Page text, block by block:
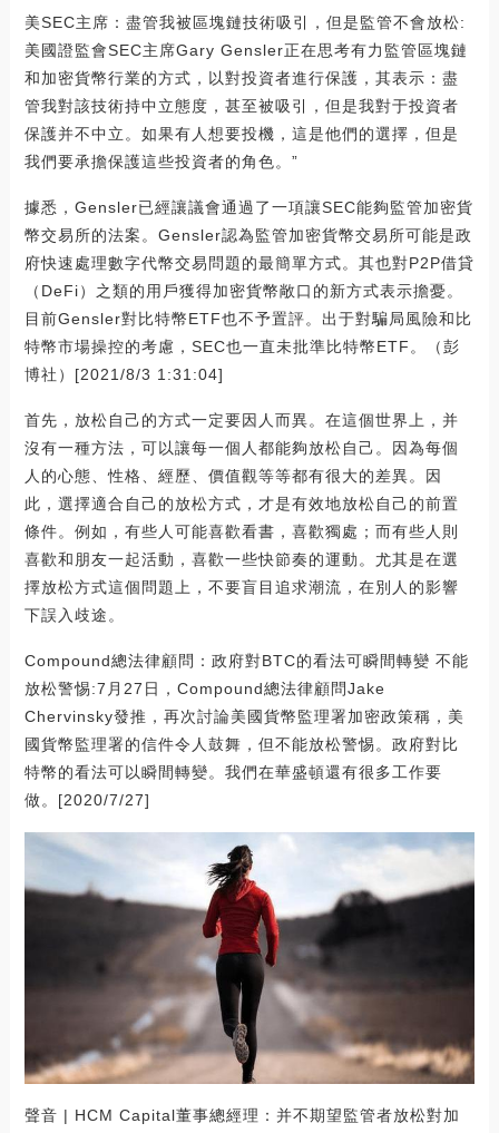
美SEC主席：盡管我被區塊鏈技術吸引，但是監管不會放松:
美國證監會SEC主席Gary Gensler正在思考有力監管區塊鏈
和加密貨幣行業的方式，以對投資者進行保護，其表示：盡
管我對該技術持中立態度，甚至被吸引，但是我對于投資者
保護并不中立。如果有人想要投機，這是他們的選擇，但是
我們要承擔保護這些投資者的角色。”
據悉，Gensler已經讓議會通過了一項讓SEC能夠監管加密貨
幣交易所的法案。Gensler認為監管加密貨幣交易所可能是政
府快速處理數字代幣交易問題的最簡單方式。其也對P2P借貸
（DeFi）之類的用戶獲得加密貨幣敞口的新方式表示擔憂。
目前Gensler對比特幣ETF也不予置評。出于對騙局風險和比
特幣市場操控的考慮，SEC也一直未批準比特幣ETF。（彭
博社）[2021/8/3 1:31:04]
首先，放松自己的方式一定要因人而異。在這個世界上，并
沒有一種方法，可以讓每一個人都能夠放松自己。因為每個
人的心態、性格、經歷、價值觀等等都有很大的差異。因
此，選擇適合自己的放松方式，才是有效地放松自己的前置
條件。例如，有些人可能喜歡看書，喜歡獨處；而有些人則
喜歡和朋友一起活動，喜歡一些快節奏的運動。尤其是在選
擇放松方式這個問題上，不要盲目追求潮流，在別人的影響
下誤入歧途。
Compound總法律顧問：政府對BTC的看法可瞬間轉變 不能
放松警惕:7月27日，Compound總法律顧問Jake
Chervinsky發推，再次討論美國貨幣監理署加密政策稱，美
國貨幣監理署的信件令人鼓舞，但不能放松警惕。政府對比
特幣的看法可以瞬間轉變。我們在華盛頓還有很多工作要
做。[2020/7/27]
聲音 | HCM Capital董事總經理：并不期望監管者放松對加